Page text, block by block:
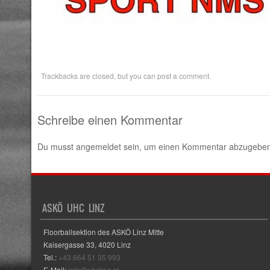
Trackbacks are closed, but you can post a comment.
Schreibe einen Kommentar
Du musst angemeldetsein, um einen Kommentar
ASKÖ UHC LINZ
Floorballsektion des ASKÖ Linz Mitte
Kaisergasse 33, 4020 Linz
Tel.: +43 664 51 35 993